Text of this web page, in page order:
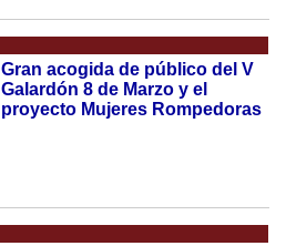
Gran acogida de público del V
Galardón 8 de Marzo y el
proyecto Mujeres Rompedoras